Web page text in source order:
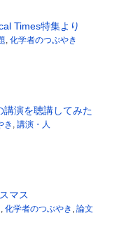
Times特集より
化学者のつぶやき
演を聴講してみた
き 講演・人
マス
化学者のつぶやき 論文